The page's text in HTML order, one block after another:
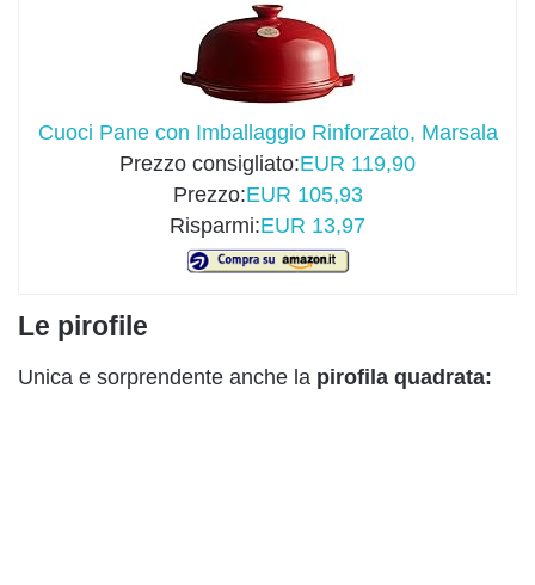
Cuoci Pane con Imballaggio Rinforzato, Marsala
Prezzo consigliato:EUR 119,90
Prezzo:EUR 105,93
Risparmi:EUR 13,97
Le pirofile
Unica e sorprendente anche la pirofila quadrata: